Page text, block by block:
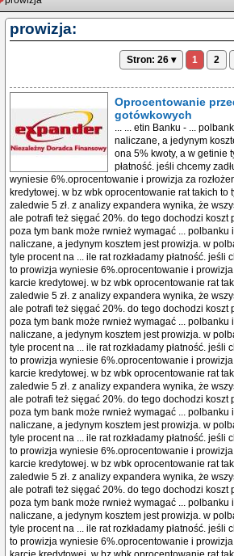
prowizja:
Stron: 26 ▾ 1 2
Oprocentowanie
gotówkowych
... ... etin Banku - ...
naliczane, a jedynym
ona 5% kwoty, a w getinie
płatność. jeśli chcemy
wyniesie 6%.oprocentowanie i prowizja za
kredytowej. w bz wbk oprocentowanie rat takich to
zaledwie 5 zł. z analizy expandera wynika, że
ale potrafi też sięgać 20%. do tego dochodzi
poza tym bank może rwnież wymagać ...
naliczane, a jedynym kosztem jest prowizja. w
tyle procent na ... ile rat rozkładamy płatność. jeśli
to prowizja wyniesie 6%.oprocentowanie i prowizja
karcie kredytowej. w bz wbk oprocentowanie rat
zaledwie 5 zł. z analizy expandera wynika, że
ale potrafi też sięgać 20%. do tego dochodzi
poza tym bank może rwnież wymagać ...
naliczane, a jedynym kosztem jest prowizja. w
tyle procent na ... ile rat rozkładamy płatność. jeśli
to prowizja wyniesie 6%.oprocentowanie i prowizja
karcie kredytowej. w bz wbk oprocentowanie rat
zaledwie 5 zł. z analizy expandera wynika, że
ale potrafi też sięgać 20%. do tego dochodzi
poza tym bank może rwnież wymagać ...
naliczane, a jedynym kosztem jest prowizja. w
tyle procent na ... ile rat rozkładamy płatność. jeśli
to prowizja wyniesie 6%.oprocentowanie i prowizja
karcie kredytowej. w bz wbk oprocentowanie rat
zaledwie 5 zł. z analizy expandera wynika, że
ale potrafi też sięgać 20%. do tego dochodzi
poza tym bank może rwnież wymagać ...
naliczane, a jedynym kosztem jest prowizja. w
tyle procent na ... ile rat rozkładamy płatność. jeśli
to prowizja wyniesie 6%.oprocentowanie i prowizja